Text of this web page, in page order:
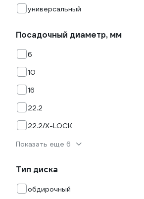
универсальный
Посадочный диаметр, мм
6
10
16
22.2
22.2/X-LOCK
Показать еще 6
Тип диска
обдирочный